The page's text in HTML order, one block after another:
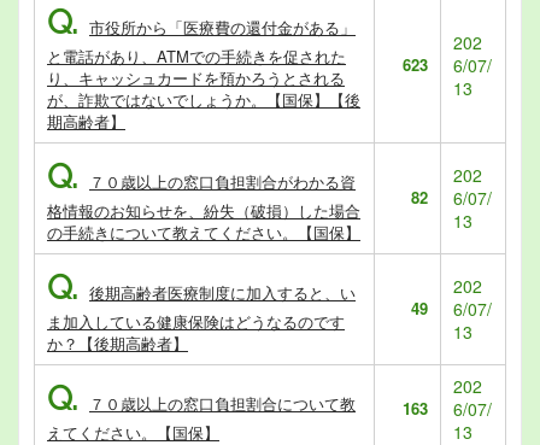
Q. 市役所から「医療費の還付金がある」
と電話があり、ATMでの手続きを促された
り、キャッシュカードを預かろうとされる
が、詐欺ではないでしょうか。【国保】【後
期高齢者】
623
202
6/07/
13
Q.
７０歳以上の窓口負担割合がわかる資
格情報のお知らせを、紛失（破損）した場合
の手続きについて教えてください。【国保】
82
202
6/07/
13
Q. 後期高齢者医療制度に加入すると、い
ま加入している健康保険はどうなるのです
か？【後期高齢者】
49
202
6/07/
13
Q.
７０歳以上の窓口負担割合について教
えてください。【国保】
163
202
6/07/
13